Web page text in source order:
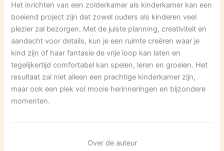
Het inrichten van een zolderkamer als kinderkamer kan een
boeiend project zijn dat zowel ouders als kinderen veel
plezier zal bezorgen. Met de juiste planning, creativiteit en
aandacht voor details, kun je een ruimte creëren waar je
kind zijn of haar fantasie de vrije loop kan laten en
tegelijkertijd comfortabel kan spelen, leren en groeien. Het
resultaat zal niet alleen een prachtige kinderkamer zijn,
maar ook een plek vol mooie herinneringen en bijzondere
momenten.
Over de auteur